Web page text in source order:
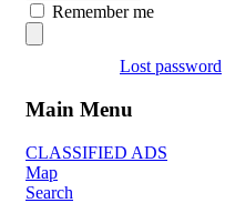
Remember me
Lost password
Main Menu
CLASSIFIED ADS
Map
Search